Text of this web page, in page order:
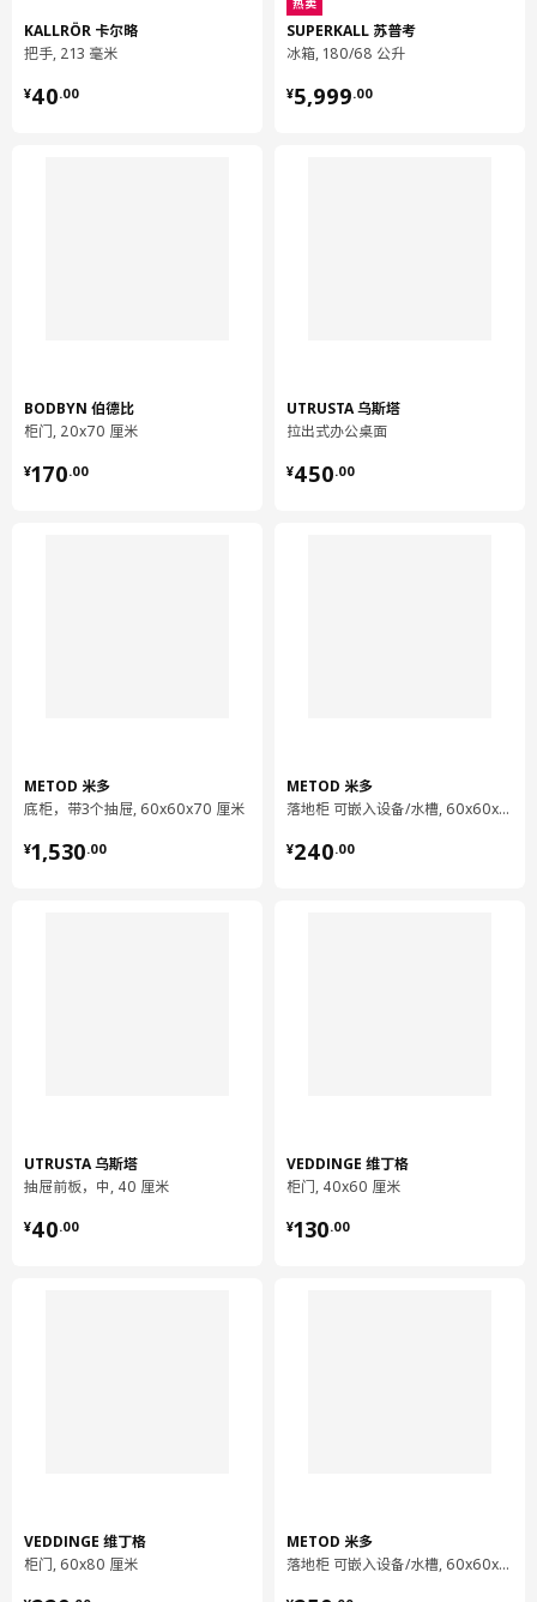
重量
1.58 公斤
宽度
8 厘米
包装数量
塑料贴膜（至少70%为回收材料）
背面:
805.181.93 VÅGLIG 威格利 前板连接轨道
货号 相关文件
KALLRÖR 卡尔略
把手, 213 毫米
¥40.00
¥ 40.00
BODBYN 伯德比
柜门, 20x70 厘米
¥170.00
¥ 170.00
METOD 米多
底柜，带3个抽屉, 60x60x70 厘米
¥1,530.00
¥ 1530.00
UTRUSTA 乌斯塔
抽屉前板，中, 40 厘米
¥40.00
¥ 40.00
VEDDINGE 维丁格
柜门, 60x80 厘米
热卖
SUPERKALL 苏普考
冰箱, 180/68 公升
¥5,999.00
¥ 5999.00
UTRUSTA 乌斯塔
拉出式办公桌面
¥450.00
¥ 450.00
METOD 米多
落地柜 可嵌入设备/水槽, 60x60x70 厘米
¥240.00
¥ 240.00
VEDDINGE 维丁格
柜门, 40x60 厘米
¥130.00
¥ 130.00
METOD 米多
落地柜 可嵌入设备/水槽, 60x60x80 厘米